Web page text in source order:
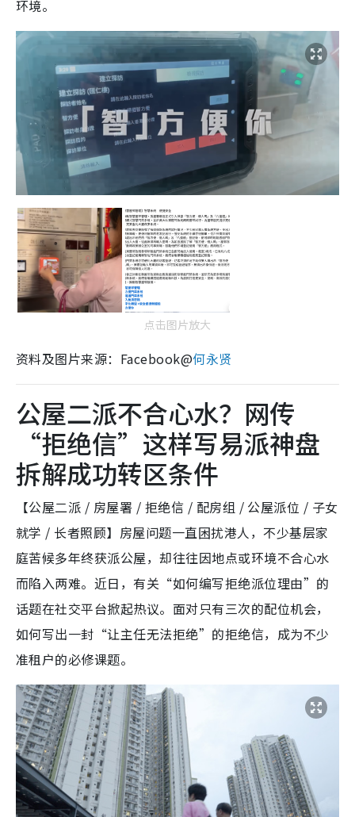
环境。
点击图片放大
资料及图片来源：Facebook@何永贤
公屋二派不合心水？网传
“拒绝信”这样写易派神盘
拆解成功转区条件
【公屋二派 / 房屋署 / 拒绝信 / 配房组 / 公屋派位 / 子女
就学 / 长者照顾】房屋问题一直困扰港人，不少基层家
庭苦候多年终获派公屋，却往往因地点或环境不合心水
而陷入两难。近日，有关“如何编写拒绝派位理由”的
话题在社交平台掀起热议。面对只有三次的配位机会，
如何写出一封“让主任无法拒绝”的拒绝信，成为不少
准租户的必修课题。